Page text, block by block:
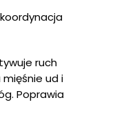
koordynacja
ruch
ud i
Poprawia